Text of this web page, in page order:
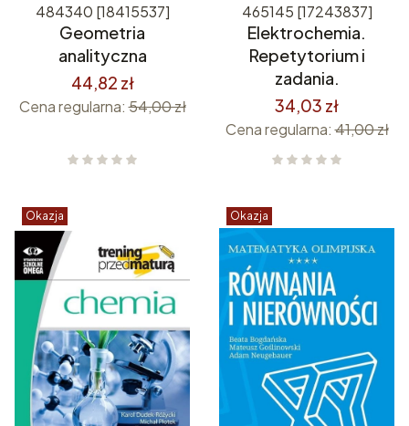
484340 [18415537]
Geometria
analityczna
44,82 zł
Cena regularna: 54,00 zł
465145 [17243837]
Elektrochemia.
Repetytorium i
zadania.
34,03 zł
Cena regularna: 41,00 zł
Okazja Okazja